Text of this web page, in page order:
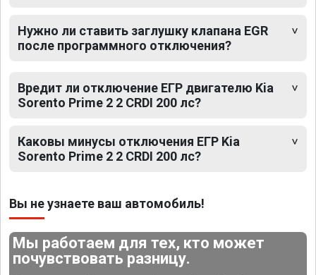
Нужно ли ставить заглушку клапана EGR
после программного отключения?
Вредит ли отключение ЕГР двигателю Kia
Sorento Prime 2 2 CRDI 200 лс?
Каковы минусы отключения ЕГР Kia
Sorento Prime 2 2 CRDI 200 лс?
Вы не узнаете ваш автомобиль!
Мы работаем для тех, кто может
почувствовать разницу.